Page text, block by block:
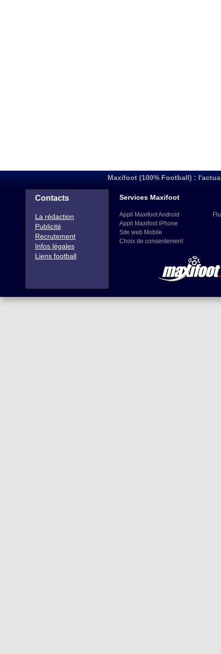
Maxifoot (100% Football) :
Contacts
La rédaction
Publicité
Recrutement
Infos légales
Liens football
Services Maxifoot
Appli Maxifoot Android
Appli Maxifoot iPhone
Site web Mobile
Choix de consentement